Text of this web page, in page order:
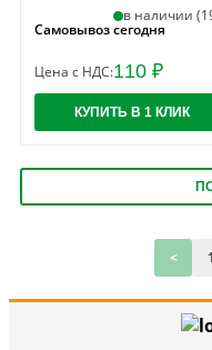
в наличии
Самовывоз сегодня
Цена с НДС:110 ₽
КУПИТЬ В 1 КЛИК
< 1